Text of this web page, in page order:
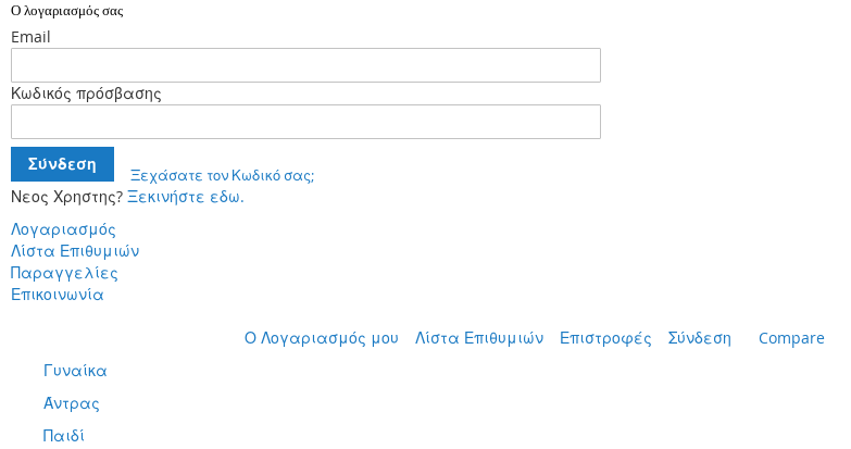
Ο λογαριασμός σας
Email
Κωδικός πρόσβασης
Σύνδεση
Ξεχάσατε τον Κωδικό σας;
Νεος Χρηστης? Ξεκινήστε εδω.
Λογαριασμός
Λίστα Επιθυμιών
Παραγγελίες
Επικοινωνία
Ο Λογαριασμός μου Λίστα Επιθυμιών Επιστροφές Σύνδεση Compare
περιεχόμενο
Γυναίκα
Άντρας
Παιδί